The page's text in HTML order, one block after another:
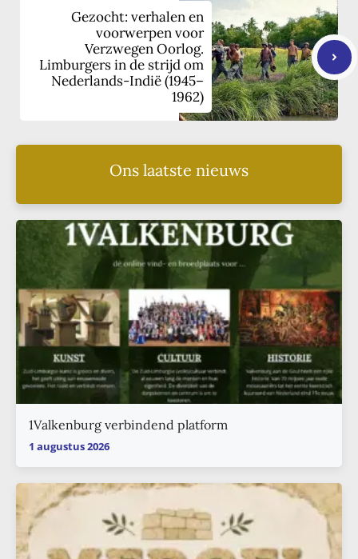
Gezocht: verhalen en
voorwerpen voor
Verzwegen Oorlog.
Limburgers in de strijd om
Nederlands-Indië (1945–
1962)
Ons laatste nieuws
1Valkenburg verbindend platform
1 augustus 2026